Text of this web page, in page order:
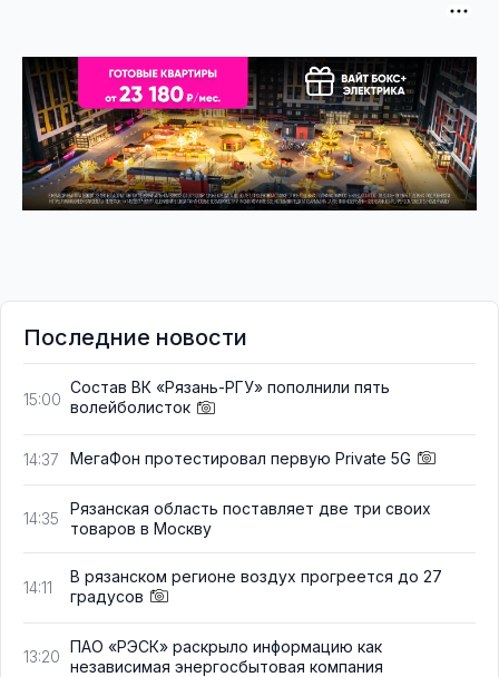
Последние новости
15:00
Состав ВК «Рязань-РГУ» пополнили пять
волейболисток
14:37 МегаФон протестировал первую Private 5G
14:35
Рязанская область поставляет две три своих
товаров в Москву
14:11
В рязанском регионе воздух прогреется до 27
градусов
13:20
ПАО «РЭСК» раскрыло информацию как
независимая энергосбытовая компания